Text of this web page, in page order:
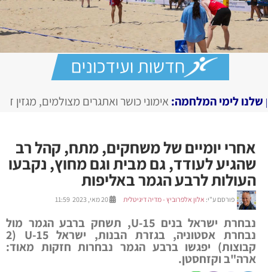
כושר ואתגרים מצולמים, מגזין דיגיטלי בחירוםSPORTIME
אחרי יומיים של משחקים, מתח, קהל רב
שהגיע לעודד, גם מבית וגם מחוץ, נקבעו
העולות לרבע הגמר באליפות
פורסם ע"י: אלון אלפרוביץ - מדיה דיגיטלית
נבחרת ישראל בנים U-15, תשחק ברבע הגמר מול
נבחרת אסטוניה, בגזרת הבנות, ישראל U-15 (2
קבוצות) יפגשו ברבע הגמר נבחרות חזקות מאוד:
ארה"ב וקזחסטן.